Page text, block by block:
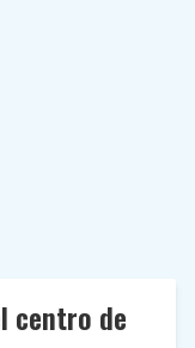
centro de